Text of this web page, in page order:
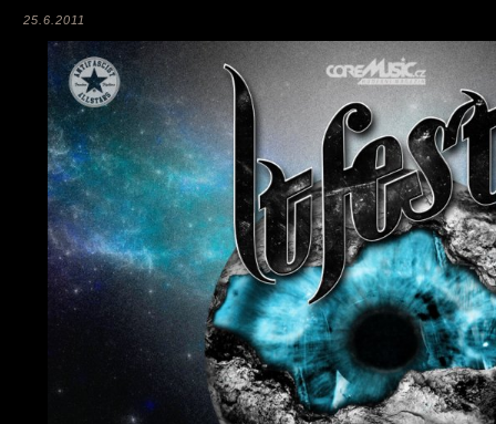
25.6.2011